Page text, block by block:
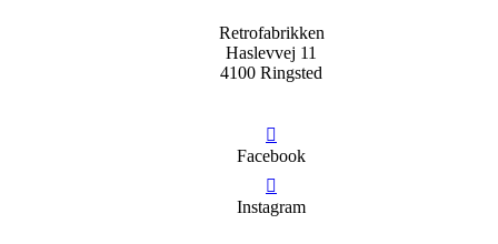
Retrofabrikken
Haslevvej 11
4100 Ringsted
Facebook
Instagram